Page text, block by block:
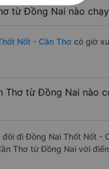
từ Đồng Nai nào
Nốt - Cần Thơ có giờ
Thơ từ Đồng Nai nào
đi Đồng Nai Thốt Nốt
Thơ từ Đồng Nai với